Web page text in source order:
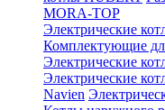
MORA-TOP
Электрические
Комплектующие
Электрические
Электрические
Navien